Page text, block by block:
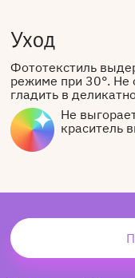
Уход
Фототекстиль
режиме при 30°. Не
гладить в
Не
краситель